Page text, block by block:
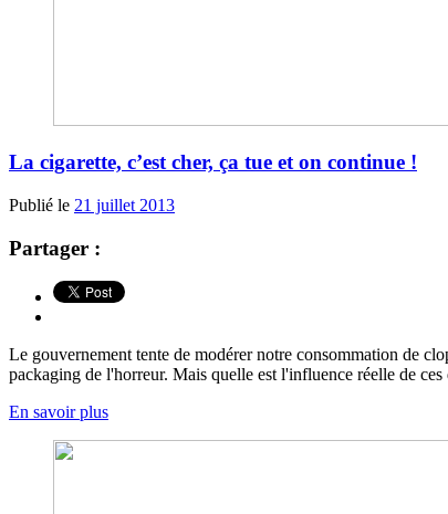
La cigarette, c’est cher, ça tue et on continue !
Publié le 21 juillet 2013
Partager :
Le gouvernement tente de modérer notre consommation de
packaging de l'horreur. Mais quelle est l'influence réelle de
En savoir plus